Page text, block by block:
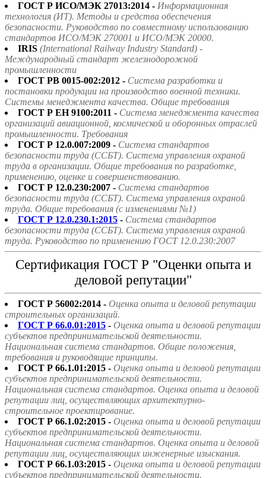
ГОСТ Р ИСО/МЭК 27013:2014 - Информационная
технология (ИТ). Методы и средства обеспечения
безопасности. Руководство по совместному использованию
стандартов ИСО/МЭК 270001 и ИСО/МЭК 20000.
IRIS (International Railway Industry Standard) -
Международный стандарт железнодорожной
промышленности
ГОСТ РВ 0015-002:2012 - Система разработки и
постановки продукции на производство военной техники.
Системы менеджмента качества. Общие требования
ГОСТ Р ЕН 9100:2011 - Система менеджмента качества
организаций авиационной, космической и оборонных отраслей
промышленности. Требования
ГОСТ Р 12.0.007:2009 - Система стандартов
безопасности труда (ССБТ). Система управления охраной
труда в организации. Общие требования по разработке,
применению, оценке и совершенствованию.
ГОСТ Р 12.0.230:2007 - Система стандартов
безопасности труда (ССБТ). Система управления охраной
труда. Общие требования (с изменениями №1)
ГОСТ Р 12.0.230.1:2015 - Система стандартов
безопасности труда (ССБТ). Система управления охраной
труда. Руководство по применению ГОСТ 12.0.230:2007
Сертификация ГОСТ Р "Оценки опыта и
деловой репутации"
ГОСТ Р 56002:2014 - Оценка опыта и деловой репутации
строительных организаций.
ГОСТ Р 66.0.01:2015 - Оценка опыта и деловой репутации
субъектов предпринимательской деятельности.
Национальная система стандартов. Общие положения,
требования и руководящие принципы.
ГОСТ Р 66.1.01:2015 - Оценка опыта и деловой репутации
субъектов предпринимательской деятельности.
Национальная система стандартов. Оценка опыта и деловой
репутации лиц, осуществляющих архитектурно-
строительное проектирование.
ГОСТ Р 66.1.02:2015 - Оценка опыта и деловой репутации
субъектов предпринимательской деятельности.
Национальная система стандартов. Оценка опыта и деловой
репутации лиц, осуществляющих инженерные изыскания.
ГОСТ Р 66.1.03:2015 - Оценка опыта и деловой репутации
субъектов предпринимательской деятельности.